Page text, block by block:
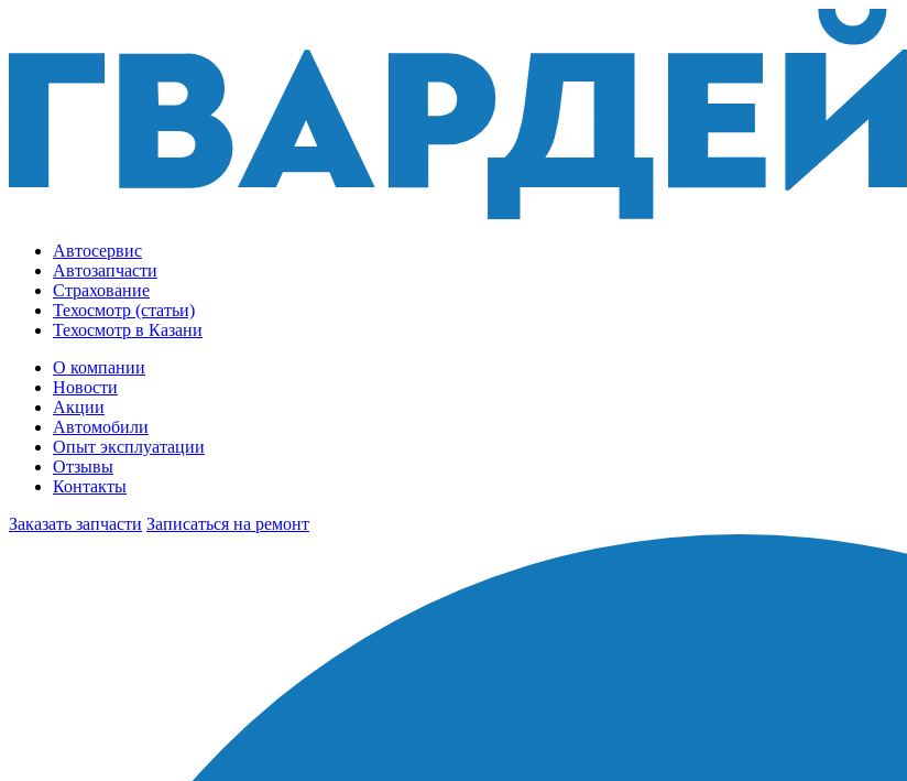
Автосервис
Автозапчасти
Страхование
Техосмотр (статьи)
Техосмотр в Казани
О компании
Новости
Акции
Автомобили
Опыт эксплуатации
Отзывы
Контакты
Заказать запчасти Записаться на ремонт